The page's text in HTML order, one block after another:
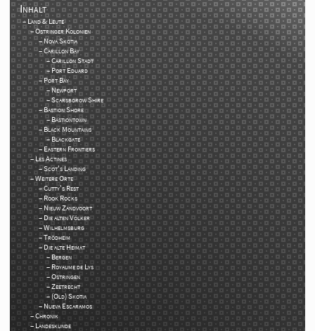
Inhalt
Land & Leute
Ostringer Kolonien
Nova Skotia
Carillon Bay
Carillon Stadt
Port Eduard
Port Bay
Newport
Scarsborow Shire
Bastion Shore
Bastiontown
Black Mountains
Blackgate
Eastern Frontiers
Les Actines
Scot's Landing
Weitere Orte
Cutty's Rest
Rook Rocks
Nieuw Zandvoort
Die alten Völker
Wilhelmsburg
Trödheim
Die alte Heimat
Bergen
Royaume de Lys
Ostringen
Zeetrecht
(Old) Skotia
Nueva Escaramos
Chronik
Landeskunde